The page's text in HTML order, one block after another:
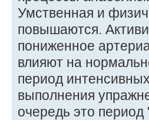
Умственная и
повышаются.
пониженное
влияют на
период
выполнения
очередь это